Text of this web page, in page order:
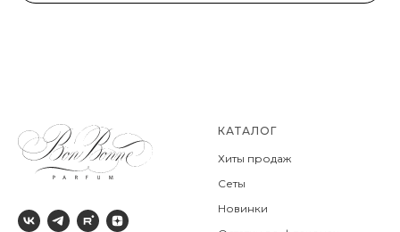
КАТАЛОГ
Хиты продаж
Сеты
Новинки